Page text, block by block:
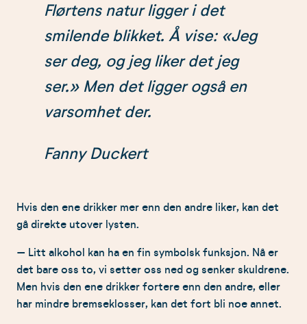
Flørtens natur ligger i det
smilende blikket. Å vise: «Jeg
ser deg, og jeg liker det jeg
ser.» Men det ligger også en
varsomhet der.
Fanny Duckert
Hvis den ene drikker mer enn den andre liker, kan det
gå direkte utover lysten.
– Litt alkohol kan ha en fin symbolsk funksjon. Nå er
det bare oss to, vi setter oss ned og senker skuldrene.
Men hvis den ene drikker fortere enn den andre, eller
har mindre bremseklosser, kan det fort bli noe annet.